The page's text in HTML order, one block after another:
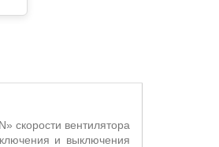
» скорости вентилятора
и выключения